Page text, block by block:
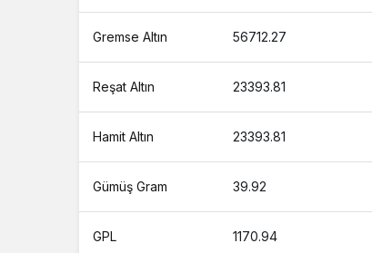
Gremse Altın 56712.27
Reşat Altın 23393.81
Hamit Altın 23393.81
Gümüş Gram 39.92
GPL 1170.94